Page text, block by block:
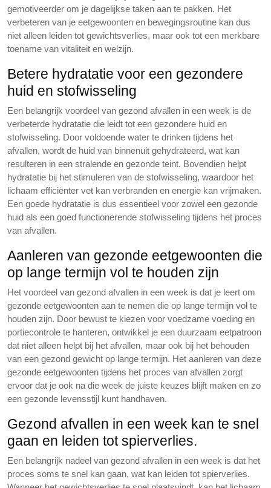
gemotiveerder om je dagelijkse taken aan te pakken. Het
verbeteren van je eetgewoonten en bewegingsroutine kan dus
niet alleen leiden tot gewichtsverlies, maar ook tot een merkbare
toename van vitaliteit en welzijn.
Betere hydratatie voor een gezondere
huid en stofwisseling
Een belangrijk voordeel van gezond afvallen in een week is de
verbeterde hydratatie die leidt tot een gezondere huid en
stofwisseling. Door voldoende water te drinken tijdens het
afvallen, wordt de huid van binnenuit gehydrateerd, wat kan
resulteren in een stralende en gezonde teint. Bovendien helpt
hydratatie bij het stimuleren van de stofwisseling, waardoor het
lichaam efficiënter vet kan verbranden en energie kan vrijmaken.
Een goede hydratatie is dus essentieel voor zowel een gezonde
huid als een goed functionerende stofwisseling tijdens het proces
van afvallen.
Aanleren van gezonde eetgewoonten die
op lange termijn vol te houden zijn
Het voordeel van gezond afvallen in een week is dat je leert om
gezonde eetgewoonten aan te nemen die op lange termijn vol te
houden zijn. Door bewust te kiezen voor voedzame voeding en
portiecontrole te hanteren, ontwikkel je een duurzaam eetpatroon
dat niet alleen helpt bij het afvallen, maar ook bij het behouden
van een gezond gewicht op lange termijn. Het aanleren van deze
gezonde eetgewoonten tijdens het proces van afvallen zorgt
ervoor dat je ook na die week de juiste keuzes blijft maken en zo
een gezonde levensstijl kunt handhaven.
Gezond afvallen in een week kan te snel
gaan en leiden tot spierverlies.
Een belangrijk nadeel van gezond afvallen in een week is dat het
proces soms te snel kan gaan, wat kan leiden tot spierverlies.